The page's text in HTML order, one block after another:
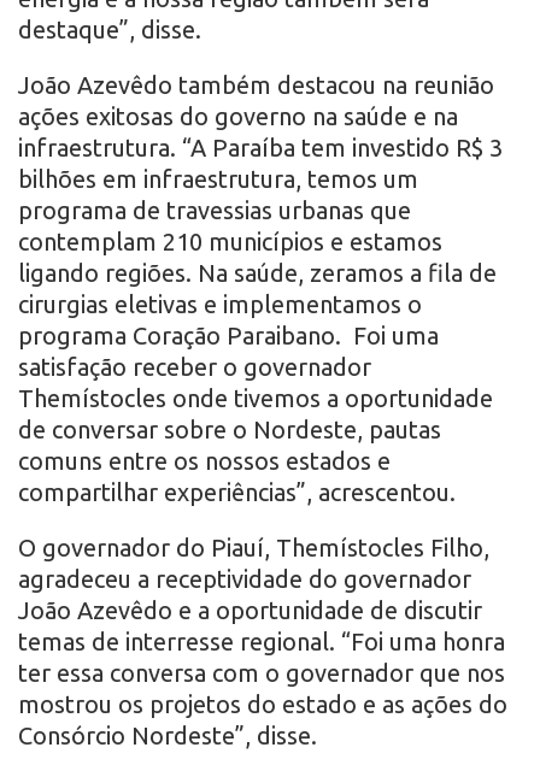
destaque”, disse.
João Azevêdo também destacou na reunião
ações exitosas do governo na saúde e na
infraestrutura. “A Paraíba tem investido R$ 3
bilhões em infraestrutura, temos um
programa de travessias urbanas que
contemplam 210 municípios e estamos
ligando regiões. Na saúde, zeramos a fila de
cirurgias eletivas e implementamos o
programa Coração Paraibano. Foi uma
satisfação receber o governador
Themístocles onde tivemos a oportunidade
de conversar sobre o Nordeste, pautas
comuns entre os nossos estados e
compartilhar experiências”, acrescentou.
O governador do Piauí, Themístocles Filho,
agradeceu a receptividade do governador
João Azevêdo e a oportunidade de discutir
temas de interresse regional. “Foi uma honra
ter essa conversa com o governador que nos
mostrou os projetos do estado e as ações do
Consórcio Nordeste”, disse.